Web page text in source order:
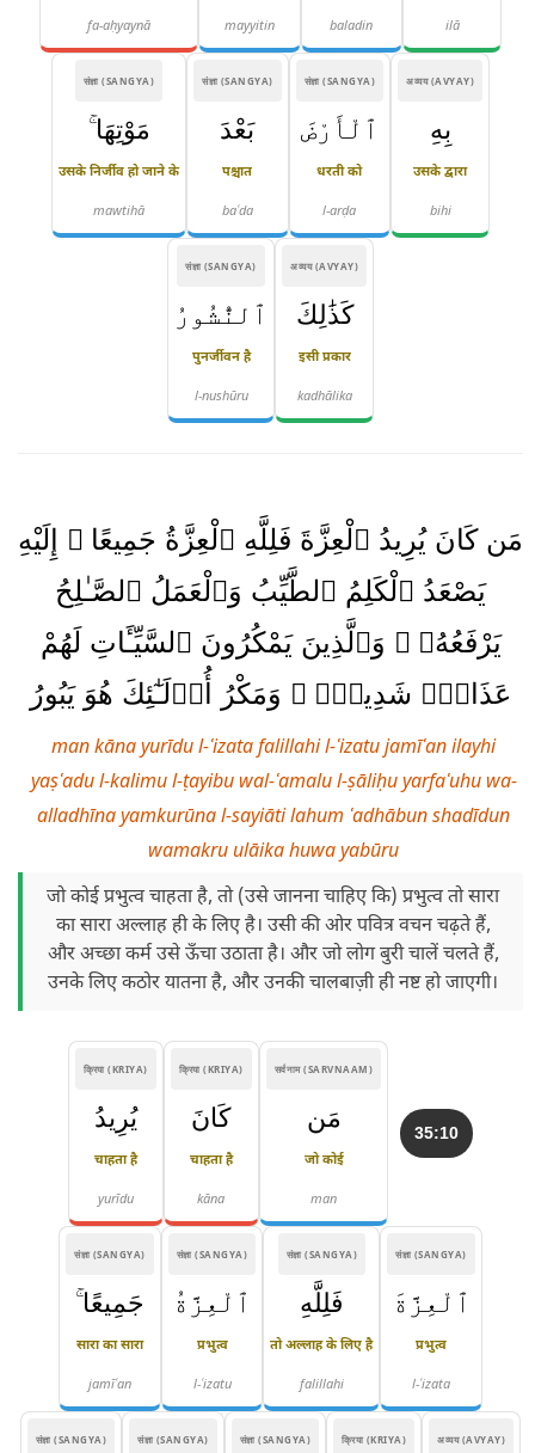
ilā
baladin
mayyitin
fa-aḥyaynā
अव्यय (AVYAY)
بِهِ
उसके द्वारा
bihi
संज्ञा (SANGYA)
ٱلْأَرْضَ
धरती को
l-arḍa
संज्ञा (SANGYA)
بَعْدَ
पश्चात
baʿda
संज्ञा (SANGYA)
مَوْتِهَا ۚ
उसके निर्जीव हो जाने के
mawtihā
अव्यय (AVYAY)
كَذَٰلِكَ
इसी प्रकार
kadhālika
संज्ञा (SANGYA)
ٱلنُّشُورُ
पुनर्जीवन है
l-nushūru
مَن كَانَ يُرِيدُ ٱلْعِزَّةَ فَلِلَّهِ ٱلْعِزَّةُ جَمِيعًا ۚ إِلَيْهِ
يَصْعَدُ ٱلْكَلِمُ ٱلطَّيِّبُ وَٱلْعَمَلُ ٱلصَّـٰلِحُ
يَرْفَعُهُۥ ۚ وَٱلَّذِينَ يَمْكُرُونَ ٱلسَّيِّـَٔاتِ لَهُمْ
عَذَابٌۭ شَدِيدٌۭ ۖ وَمَكْرُ أُو۟لَـٰٓئِكَ هُوَ يَبُورُ
man kāna yurīdu l-ʿizata falillahi l-ʿizatu jamīʿan ilayhi
yaṣʿadu l-kalimu l-ṭayibu wal-ʿamalu l-ṣāliḥu yarfaʿuhu wa-
alladhīna yamkurūna l-sayiāti lahum ʿadhābun shadīdun
wamakru ulāika huwa yabūru
जो कोई प्रभुत्व चाहता है, तो (उसे जानना चाहिए कि) प्रभुत्व तो सारा
का सारा अल्लाह ही के लिए है। उसी की ओर पवित्र वचन चढ़ते हैं,
और अच्छा कर्म उसे ऊँचा उठाता है। और जो लोग बुरी चालें चलते हैं,
उनके लिए कठोर यातना है, और उनकी चालबाज़ी ही नष्ट हो जाएगी।
35:10
सर्वनाम (SARVNAAM)
مَن
जो कोई
man
क्रिया (KRIYA)
كَانَ
चाहता है
kāna
क्रिया (KRIYA)
يُرِيدُ
चाहता है
yurīdu
संज्ञा (SANGYA)
ٱلْعِزَّةَ
प्रभुत्व
l-ʿizata
संज्ञा (SANGYA)
فَلِلَّهِ
तो अल्लाह के लिए है
falillahi
संज्ञा (SANGYA)
ٱلْعِزَّةُ
प्रभुत्व
l-ʿizatu
संज्ञा (SANGYA)
جَمِيعًا ۚ
सारा का सारा
jamīʿan
अव्यय (AVYAY)
क्रिया (KRIYA)
संज्ञा (SANGYA)
संज्ञा (SANGYA)
संज्ञा (SANGYA)